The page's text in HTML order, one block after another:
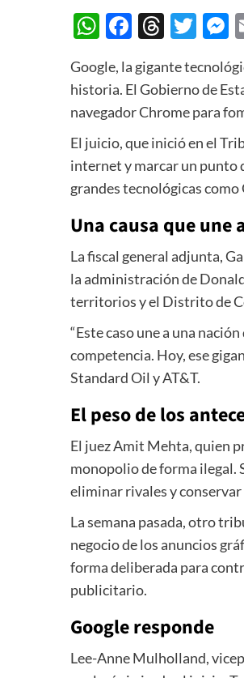
WhatsApp
Facebook
Google, la gigante
historia. El Gobierno de
navegador Chrome para
El juicio, que inició en el
internet y marcar un punto
grandes tecnológicas
Una causa que une
La fiscal general adjunta,
la administración de
territorios y el Distrito de
“Este caso une a una
competencia. Hoy, ese
Standard Oil y AT&T.
El peso de los
El juez Amit Mehta, quien
monopolio de forma ilegal.
eliminar rivales y
La semana pasada, otro
negocio de los anuncios
forma deliberada para
publicitario.
Google responde
Lee-Anne Mulholland,